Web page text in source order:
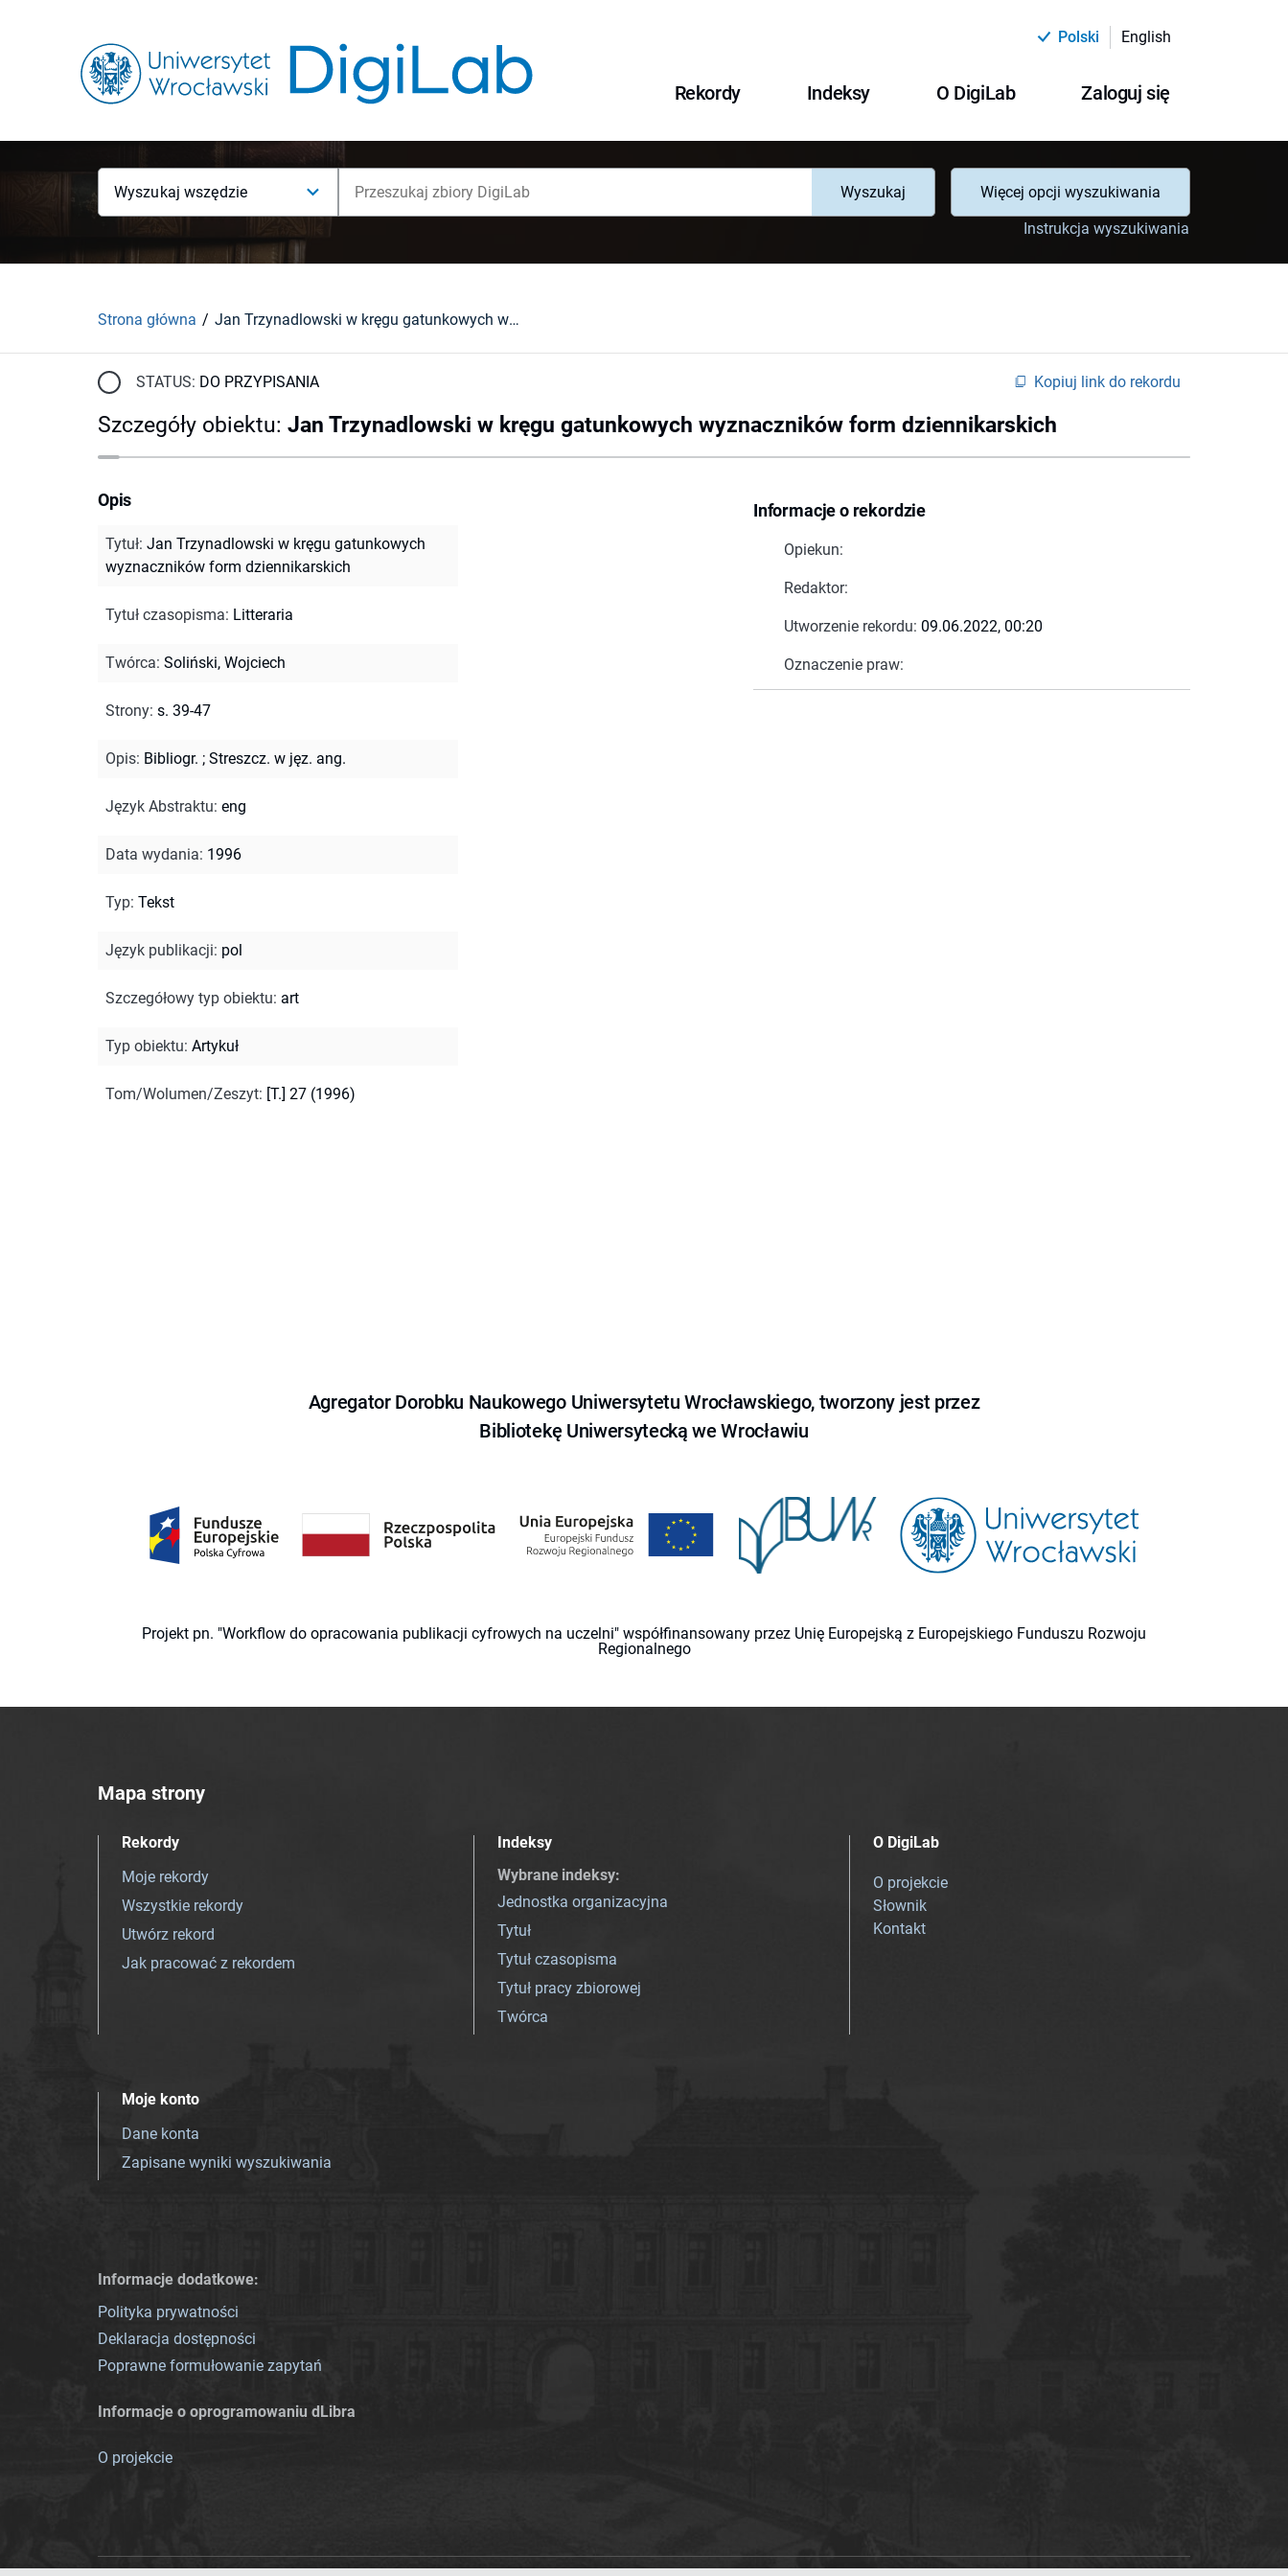
Polski English
Rekordy Indeksy O DigiLab Zaloguj się
Wyszukaj wszędzie Wyszukaj
Więcej opcji wyszukiwania
Instrukcja wyszukiwania
Strona główna Jan Trzynadlowski w kręgu gatunkowych wyznaczników form dziennikarskich
STATUS: DO PRZYPISANIA Kopiuj link do rekordu
Szczegóły obiektu: Jan Trzynadlowski w kręgu gatunkowych wyznaczników form dziennikarskich
Informacje o rekordzie
Opiekun:
Redaktor:
Utworzenie rekordu: 09.06.2022, 00:20
Oznaczenie praw:
Opis
Tytuł: Jan Trzynadlowski w kręgu gatunkowych
wyznaczników form dziennikarskich
Tytuł czasopisma: Litteraria
Twórca: Soliński, Wojciech
Strony: s. 39-47
Opis: Bibliogr. ; Streszcz. w jęz. ang.
Język Abstraktu: eng
Data wydania: 1996
Typ: Tekst
Język publikacji: pol
Szczegółowy typ obiektu: art
Typ obiektu: Artykuł
Tom/Wolumen/Zeszyt: [T.] 27 (1996)
Agregator Dorobku Naukowego Uniwersytetu Wrocławskiego, tworzony jest przez
Bibliotekę Uniwersytecką we Wrocławiu
Projekt pn. "Workflow do opracowania publikacji cyfrowych na uczelni" współfinansowany przez Unię Europejską z Europejskiego Funduszu Rozwoju
Regionalnego
Mapa strony
Rekordy
Moje rekordy
Wszystkie rekordy
Utwórz rekord
Jak pracować z rekordem
Indeksy
Wybrane indeksy:
Jednostka organizacyjna
Tytuł
Tytuł czasopisma
Tytuł pracy zbiorowej
Twórca
O DigiLab
O projekcie
Słownik
Kontakt
Moje konto
Dane konta
Zapisane wyniki wyszukiwania
Informacje dodatkowe:
Polityka prywatności
Deklaracja dostępności
Poprawne formułowanie zapytań
Informacje o oprogramowaniu dLibra
O projekcie